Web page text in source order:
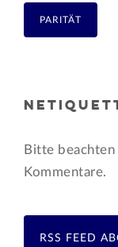
PARITÄT
Bitte beachten
Kommentare.
RSS FEED